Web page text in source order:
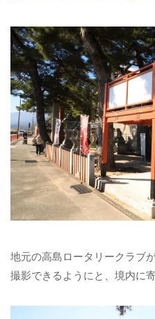
地元の高島ロータリークラブ
撮影できるようにと、境内に